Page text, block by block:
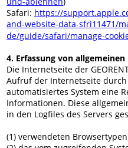
Safari: https://
and-website-data-sfri11471/
de/guide/safari/manage-
4. Erfassung von
Die Internetseite der
Aufruf der Internetseite
automatisiertes System eine
Informationen. Diese
in den Logfiles des Servers
(1) verwendeten